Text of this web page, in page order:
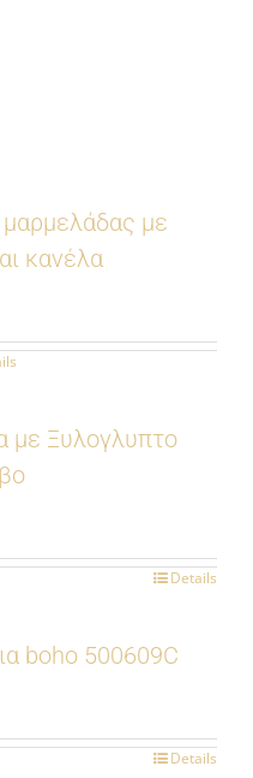
μαρμελάδας με
κανέλα
με Ξυλογλυπτο
Details
boho 500609C
Details